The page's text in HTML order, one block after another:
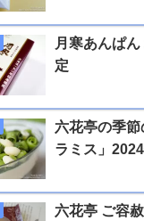
月寒あんぱ
定
六花亭の季節
ラミス」
六花亭 ご容